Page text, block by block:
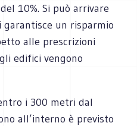
10%. Si può arrivare
garantisce un risparmio
alle prescrizioni
edifici vengono
i 300 metri dal
all’interno è previsto